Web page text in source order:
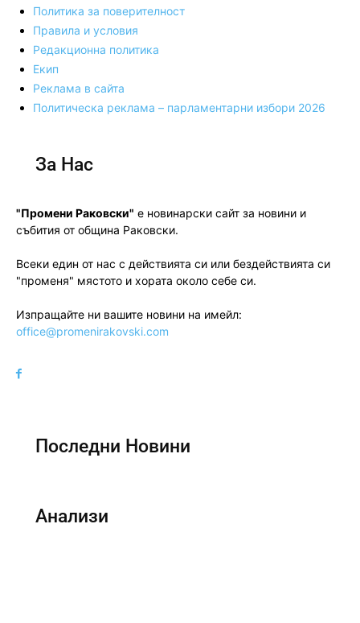
Политика за поверителност
Правила и условия
Редакционна политика
Екип
Реклама в сайта
Политическа реклама – парламентарни избори 2026
За Нас
"Промени Раковски" е новинарски сайт за новини и
събития от община Раковски.
Всеки един от нас с действията си или бездействията си
"променя" мястото и хората около себе си.
Изпращайте ни вашите новини на имейл:
office@promenirakovski.com
Последни Новини
Анализи